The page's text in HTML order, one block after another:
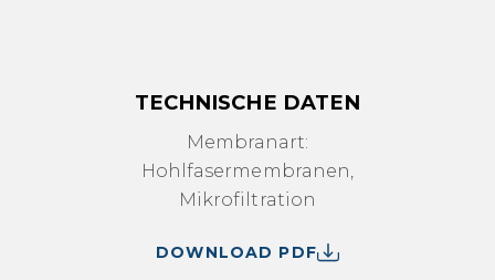
TECHNISCHE DATEN
Membranart:
Hohlfasermembranen,
Mikrofiltration
DOWNLOAD PDF